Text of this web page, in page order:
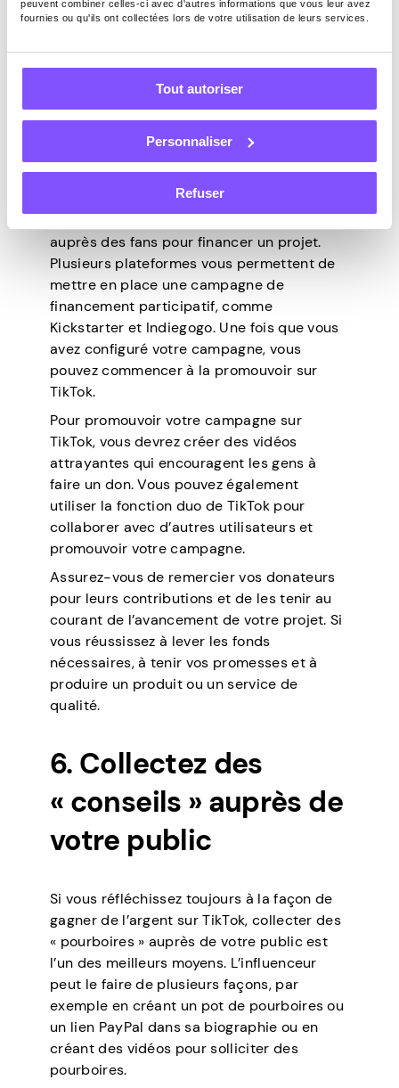
peuvent combiner celles-ci avec d'autres informations que vous leur avez
fournies ou qu'ils ont collectées lors de votre utilisation de leurs services.
Tout autoriser
Personnaliser
Refuser
5. Projets de
financement
participatif
de l’argent sur TikTok consiste à utiliser des
projets de financement participatif. Cette
auprès des fans pour financer un projet.
Plusieurs plateformes vous permettent de
mettre en place une campagne de
financement participatif, comme
Kickstarter et Indiegogo. Une fois que vous
avez configuré votre campagne, vous
pouvez commencer à la promouvoir sur
TikTok.
Pour promouvoir votre campagne sur
TikTok, vous devrez créer des vidéos
attrayantes qui encouragent les gens à
faire un don. Vous pouvez également
utiliser la fonction duo de TikTok pour
collaborer avec d’autres utilisateurs et
promouvoir votre campagne.
Assurez-vous de remercier vos donateurs
pour leurs contributions et de les tenir au
courant de l’avancement de votre projet. Si
vous réussissez à lever les fonds
nécessaires, à tenir vos promesses et à
produire un produit ou un service de
qualité.
6. Collectez des
« conseils » auprès de
votre public
Si vous réfléchissez toujours à la façon de
gagner de l’argent sur TikTok, collecter des
« pourboires » auprès de votre public est
l’un des meilleurs moyens. L’influenceur
peut le faire de plusieurs façons, par
exemple en créant un pot de pourboires ou
un lien PayPal dans sa biographie ou en
créant des vidéos pour solliciter des
pourboires.